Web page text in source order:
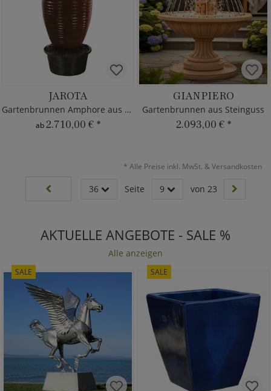
JAROTA
Gartenbrunnen Amphore aus Fiberglas-Beton
ab2.710,00 € *
GIANPIERO
Gartenbrunnen aus Steinguss
2.093,00 € *
* Alle Preise inkl. MwSt. & Versandkosten
36 Seite 9 von 23
AKTUELLE ANGEBOTE - SALE %
Alle anzeigen
SALE SALE